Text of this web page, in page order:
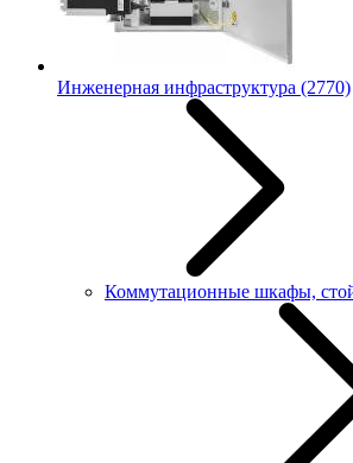
Инженерная инфраструктура (2770)
Коммутационные шкафы,